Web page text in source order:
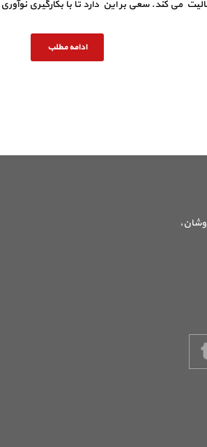
می کند. سعی بر این دارد تا با بکارگیری
ادامه مطلب